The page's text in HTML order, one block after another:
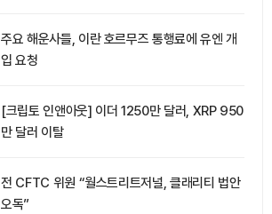
주요 해운사들, 이란 호르무즈 통행료에 유엔 개
입 요청
[크립토 인앤아웃] 이더 1250만 달러, XRP 950
만 달러 이탈
전 CFTC 위원 “월스트리트저널, 클래리티 법안
오독”